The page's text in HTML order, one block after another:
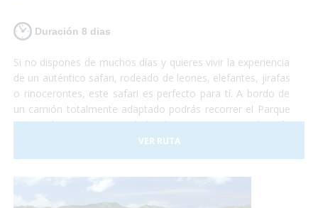
Duración 8 dias
Si no dispones de muchos días y quieres vivir la experiencia
de un auténtico safari, rodeado de leones, elefantes, jirafas
o rinocerontes, este safari es perfecto para tí. A bordo de
un camión totalmente adaptado podrás recorrer el Parque
Nacional Kruger, sin duda la reserva natural más
importante de África y dónde podrás sentir la cercanía con
la fauna más espectacular del planeta. No te lo puedes
VER RUTA